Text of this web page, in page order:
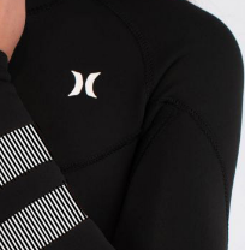
코 라이프 하